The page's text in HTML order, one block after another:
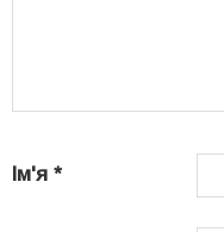
Ім'я *